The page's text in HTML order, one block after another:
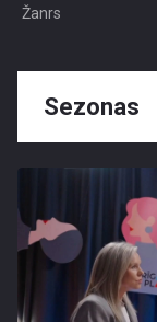
Žanrs
Sezonas